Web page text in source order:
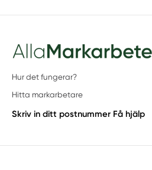
Hur det fungerar?
Hitta markarbetare
Skriv in ditt postnummer Få hjälp